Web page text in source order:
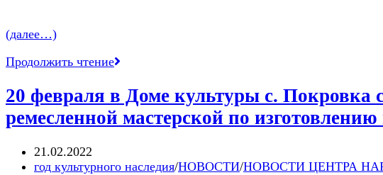
(далее…)
Продолжить чтениеЕжегодную
«Ночь
музеев»
в
сотрудники
20 февраля в Доме культуры с. Покровка
ремесленной мастерской по
Запись
опубликована:
21.02.2022
Post
год культурного наследия/НОВОСТИ/НОВОСТИ ЦЕНТРА